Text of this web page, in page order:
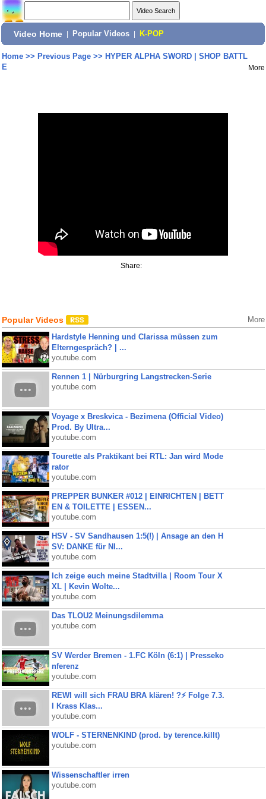
Video Home Popular Videos K-POP
Home>> Previous Page>> HYPER ALPHA SWORD | SHOP BATTL
E
More
Share:
Popular Videos More
Hardstyle Henning und Clarissa müssen zum
Elterngespräch? | ...
youtube.com
Rennen 1 | Nürburgring Langstrecken-Serie
youtube.com
Voyage x Breskvica - Bezimena (Official Video)
Prod. By Ultra...
youtube.com
Tourette als Praktikant bei RTL: Jan wird Mode
rator
youtube.com
PREPPER BUNKER #012 | EINRICHTEN | BETT
EN & TOILETTE | ESSEN...
youtube.com
HSV - SV Sandhausen 1:5(!) | Ansage an den H
SV: DANKE für NI...
youtube.com
Ich zeige euch meine Stadtvilla | Room Tour X
XL | Kevin Wolte...
youtube.com
Das TLOU2 Meinungsdilemma
youtube.com
SV Werder Bremen - 1.FC Köln (6:1) | Presseko
nferenz
youtube.com
REWI will sich FRAU BRA klären! ?⚡️ Folge 7.3.
I Krass Klas...
youtube.com
WOLF - STERNENKIND (prod. by terence.killt)
youtube.com
Wissenschaftler irren
youtube.com